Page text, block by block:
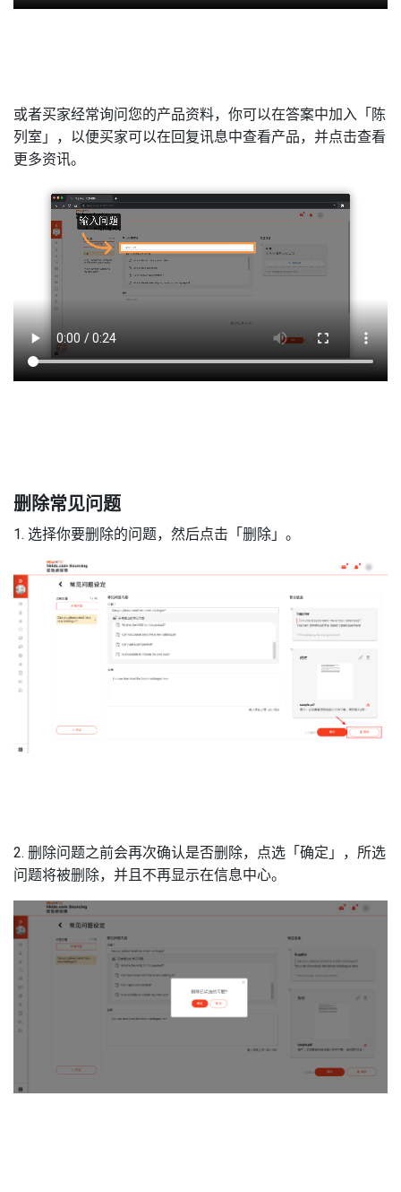
或者买家经常询问您的产品资料，你可以在答案中加入「陈
列室」，以便买家可以在回复讯息中查看产品，并点击查看
更多资讯。
删除常见问题
1. 选择你要删除的问题，然后点击「删除」。
2. 删除问题之前会再次确认是否删除，点选「确定」，所选
问题将被删除，并且不再显示在信息中心。